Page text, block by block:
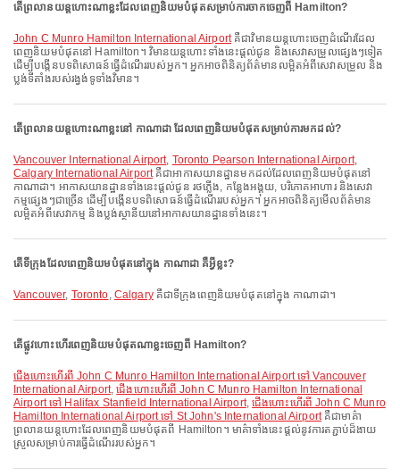
តើព្រលានយន្តហោះណាខ្លះដែលពេញនិយមបំផុតសម្រាប់ការចាកចេញពី Hamilton?
John C Munro Hamilton International Airportគឺជាវិមានយន្តហោះចេញដំណើរដែល
ពេញនិយមបំផុតនៅ Hamilton។ វិមានយន្តហោះទាំងនេះផ្តល់ជូន និងសេវាសម្រួលផ្សេងៗទៀត
ដើម្បីបង្កើនបទពិសោធន៍ធ្វើដំណើររបស់អ្នក។ អ្នកអាចពិនិត្យព័ត៌មានលម្អិតអំពីសេវាសម្រួល និង
ប្លង់ទីតាំងរបស់រង្វង់ទូទាំងវិមាន។
តើព្រលានយន្តហោះណាខ្លះនៅ កាណាដា ដែលពេញនិយមបំផុតសម្រាប់ការមកដល់?
Vancouver International Airport, Toronto Pearson International Airport,
Calgary International Airportគឺជាអាកាសយានដ្ឋានមកដល់ដែលពេញនិយមបំផុតនៅ
កាណាដា។ អាកាសយានដ្ឋានទាំងនេះផ្តល់ជូន រថភ្លើង, កន្លែងអង្គុយ, បរិភោគអាហារ និងសេវា
កម្មផ្សេងៗជាច្រើន ដើម្បីបង្កើនបទពិសោធន៍ធ្វើដំណើររបស់អ្នក។ អ្នកអាចពិនិត្យមើលព័ត៌មាន
លម្អិតអំពីសេវាកម្ម និងប្លង់ស្ថានីយនៅអាកាសយានដ្ឋានទាំងនេះ។
តើទីក្រុងដែលពេញនិយមបំផុតនៅក្នុង កាណាដា គឺអ្វីខ្លះ?
Vancouver, Toronto, Calgaryគឺជាទីក្រុងពេញនិយមបំផុតនៅក្នុង កាណាដា។
តើផ្លូវហោះហើរពេញនិយមបំផុតណាខ្លះចេញពី Hamilton?
ជើងហោះហើរពី John C Munro Hamilton International Airport ទៅ Vancouver
International Airport,ជើងហោះហើរពី John C Munro Hamilton International
Airport ទៅ Halifax Stanfield International Airport,ជើងហោះហើរពី John C Munro
Hamilton International Airport ទៅ St John's International Airportគឺជាមាគ៌ា
ព្រលានយន្តហោះដែលពេញនិយមបំផុតពី Hamilton។ មាគ៌ាទាំងនេះផ្តល់នូវការតភ្ជាប់ដ៏ងាយ
ស្រួលសម្រាប់ការធ្វើដំណើររបស់អ្នក។